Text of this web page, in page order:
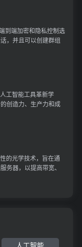
到端加密和隐私控制选
，并且可以创建群组
工智能工具革新学
创造力、生产力和成
的光学技术，旨在通
务器，以提高带宽、